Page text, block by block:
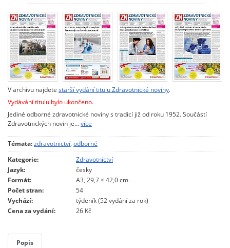
V archivu najdete starší vydání titulu Zdravotnické noviny.
Vydávání titulu bylo ukončeno.
Jediné odborné zdravotnické noviny s tradicí již od roku 1952. Součástí
Zdravotnických novin je…více
Témata:zdravotnictví, odborné
Kategorie:
Zdravotnictví
Jazyk:
česky
Formát:
A3, 29,7 × 42,0 cm
Počet stran:
54
Vychází:
týdeník (52 vydání za rok)
Cena za vydání:
26 Kč
Popis